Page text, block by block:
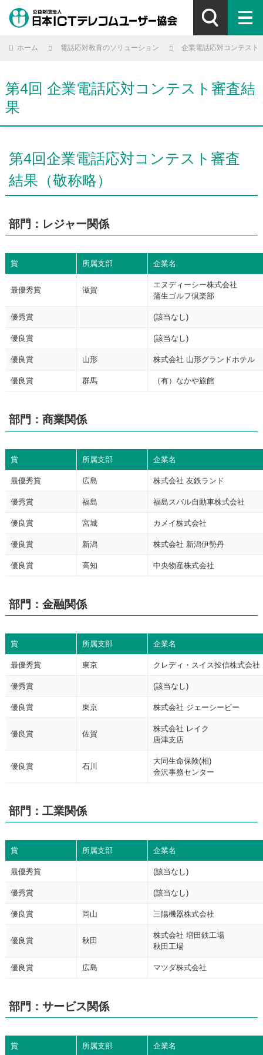
ホーム 電話応対教育のソリューション 企業電話応対コンテスト
第4回 企業電話応対コンテスト審査結
果
第4回企業電話応対コンテスト審査
結果（敬称略）
部門：レジャー関係
賞 所属支部 企業名
最優秀賞 滋賀
エヌディーシー株式会社
蒲生ゴルフ倶楽部
優秀賞 (該当なし)
優良賞 (該当なし)
優良賞 山形 株式会社 山形グランドホテル
優良賞 群馬 （有）なかや旅館
部門：商業関係
賞 所属支部 企業名
最優秀賞 広島 株式会社 友鉄ランド
優秀賞 福島 福島スバル自動車株式会社
優良賞 宮城 カメイ株式会社
優良賞 新潟 株式会社 新潟伊勢丹
優良賞 高知 中央物産株式会社
部門：金融関係
賞 所属支部 企業名
最優秀賞 東京 クレディ・スイス投信株式会社
優秀賞 (該当なし)
優良賞 東京 株式会社 ジェーシービー
優良賞 佐賀
株式会社 レイク
唐津支店
優良賞 石川
大同生命保険(相)
金沢事務センター
部門：工業関係
賞 所属支部 企業名
最優秀賞 (該当なし)
優秀賞 (該当なし)
優良賞 岡山 三陽機器株式会社
優良賞 秋田
株式会社 増田鉄工場
秋田工場
優良賞 広島 マツダ株式会社
部門：サービス関係
賞 所属支部 企業名